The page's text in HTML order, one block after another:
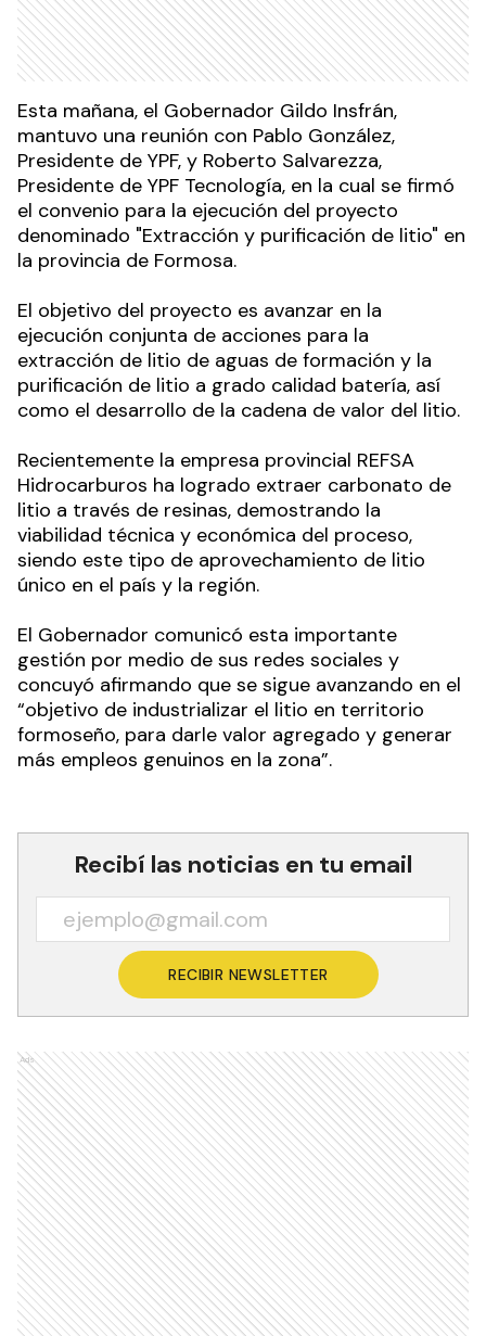
Esta mañana, el Gobernador Gildo Insfrán,
mantuvo una reunión con Pablo González,
Presidente de YPF, y Roberto Salvarezza,
Presidente de YPF Tecnología, en la cual se firmó
el convenio para la ejecución del proyecto
denominado "Extracción y purificación de litio" en
la provincia de Formosa.
El objetivo del proyecto es avanzar en la
ejecución conjunta de acciones para la
extracción de litio de aguas de formación y la
purificación de litio a grado calidad batería, así
como el desarrollo de la cadena de valor del litio.
Recientemente la empresa provincial REFSA
Hidrocarburos ha logrado extraer carbonato de
litio a través de resinas, demostrando la
viabilidad técnica y económica del proceso,
siendo este tipo de aprovechamiento de litio
único en el país y la región.
El Gobernador comunicó esta importante
gestión por medio de sus redes sociales y
concuyó afirmando que se sigue avanzando en el
“objetivo de industrializar el litio en territorio
formoseño, para darle valor agregado y generar
más empleos genuinos en la zona”.
Recibí las noticias en tu email
RECIBIR NEWSLETTER
Ads